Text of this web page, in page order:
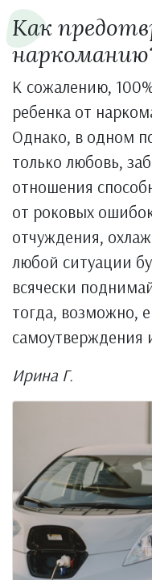
Как
К сожалению,
ребенка от
Однако, в одном
только любовь,
отношения
от роковых
отчуждения,
любой ситуации
всячески
тогда, возможно,
самоутверждения
Ирина Г.